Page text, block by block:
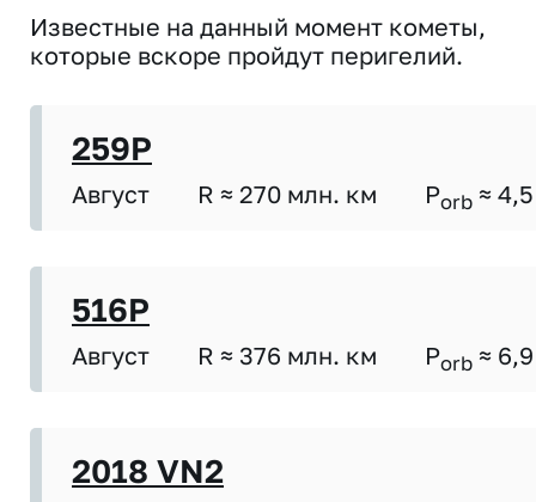
Известные на данный момент кометы,
которые вскоре пройдут перигелий.
259P
Август R ≈ 270 млн. км Porb ≈ 4,5
516P
Август R ≈ 376 млн. км Porb ≈ 6,9
2018 VN2